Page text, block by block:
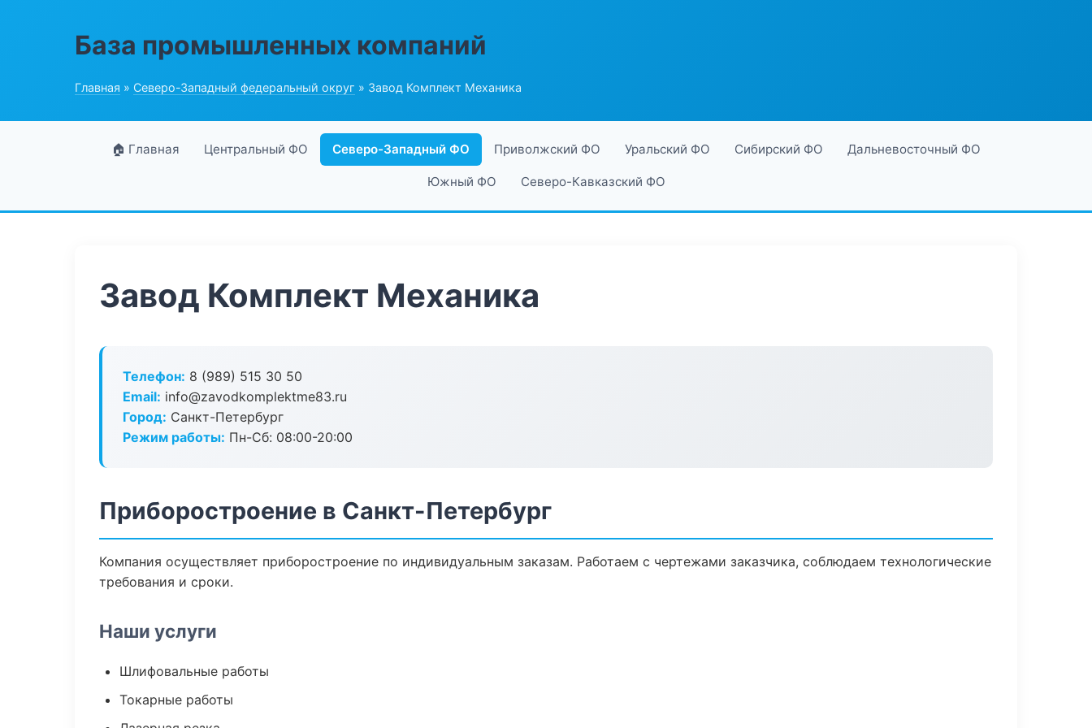
База промышленных компаний
Главная » Северо-Западный федеральный округ » Завод Комплект Механика
🏠 Главная Центральный ФО Северо-Западный ФО Приволжский ФО Уральский ФО Сибирский ФО Дальневосточный ФО
Южный ФО Северо-Кавказский ФО
Завод Комплект Механика
Телефон: 8 (989) 515 30 50
Email: info@zavodkomplektme83.ru
Город: Санкт-Петербург
Режим работы: Пн-Сб: 08:00-20:00
Приборостроение в Санкт-Петербург
Компания осуществляет приборостроение по индивидуальным заказам. Работаем с чертежами заказчика, соблюдаем технологические
требования и сроки.
Наши услуги
Шлифовальные работы
Токарные работы